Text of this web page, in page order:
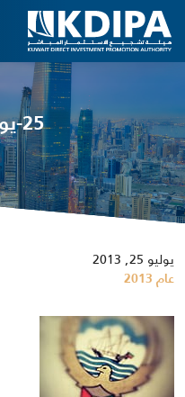
25-يوليو-2013
يوليو 25, 2013
عام 2013